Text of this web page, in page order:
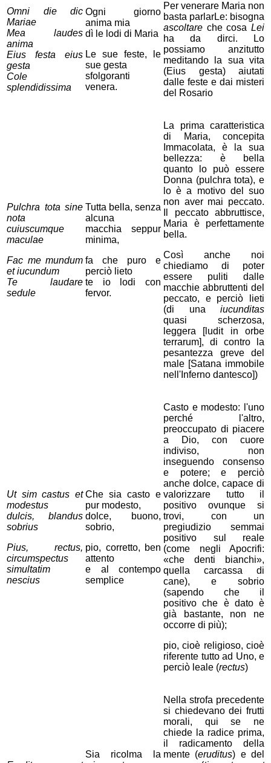
Omni die dic
Mariae
Mea laudes
anima
Eius festa eius
gesta
Cole
splendidissima
Ogni giorno
anima mia
dì le lodi di Maria
Le sue feste, le
sue gesta
sfolgoranti
venera.
Per venerare Maria non
basta parlarLe: bisogna
ascoltare che cosa Lei
ha da dirci. Lo
possiamo anzitutto
meditando la sua vita
(Eius gesta) aiutati
dalle feste e dai misteri
del Rosario
Pulchra tota sine
nota
cuiuscumque
maculae
Fac me mundum
et iucundum
Te laudare
sedule
Tutta bella, senza
alcuna
macchia seppur
minima,
fa che puro e
perciò lieto
te io lodi con
fervor.
La prima caratteristica
di Maria, concepita
Immacolata, è la sua
bellezza: è bella
quanto lo può essere
Donna (pulchra tota), e
lo è a motivo del suo
non aver mai peccato.
Il peccato abbruttisce,
Maria è perfettamente
bella.
Così anche noi
chiediamo di poter
essere puliti dalle
macchie abbruttenti del
peccato, e perciò lieti
(di una iucunditas
quasi scherzosa,
leggera [ludit in orbe
terrarum], di contro la
pesantezza greve del
male [Satana immobile
nell'Inferno dantesco])
Ut sim castus et
modestus
dulcis, blandus
sobrius
Pius, rectus,
circumspectus
simultatim
nescius
Che sia casto e
pur modesto,
dolce, buono,
sobrio,
pio, corretto, ben
attento
e al contempo
semplice
Casto e modesto: l'uno
perché l'altro,
preoccupato di piacere
a Dio, con cuore
indiviso, non
inseguendo consenso
e potere; e perciò
anche dolce, capace di
valorizzare tutto il
positivo ovunque si
trovi, con un
pregiudizio semmai
positivo sul reale
(come negli Apocrifi:
«che denti bianchi»,
quella carcassa di
cane), e sobrio
(sapendo che il
positivo che è dato è
già bastante, non ne
occorre di più);
pio, cioè religioso, cioè
riferente tutto ad Uno, e
perciò leale (rectus)
Sia ricolma la
Nella strofa precedente
si chiedevano dei frutti
morali, qui se ne
chiede la radice prima,
il radicamento della
mente (eruditus) e del